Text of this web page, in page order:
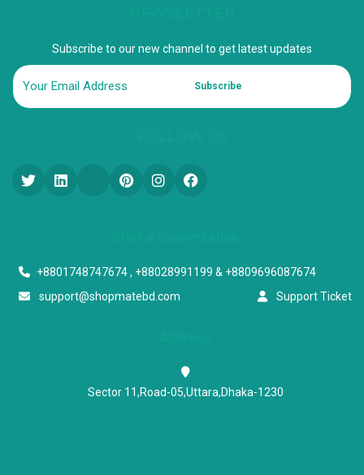
Subscribe to our new channel to get latest updates
Subscribe
+8801748747674 , +88028991199 & +8809696087674
support@shopmatebd.com
Support Ticket
Sector 11,Road-05,Uttara,Dhaka-1230